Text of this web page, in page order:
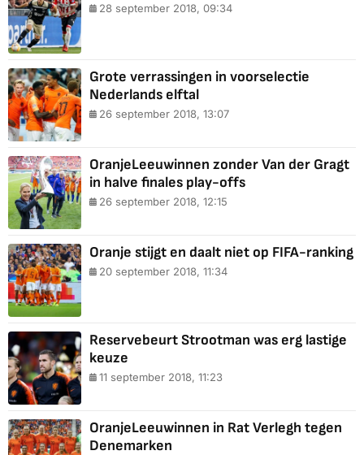
28 september 2018, 09:34
Grote verrassingen in voorselectie
Nederlands elftal
26 september 2018, 13:07
OranjeLeeuwinnen zonder Van der Gragt
in halve finales play-offs
26 september 2018, 12:15
Oranje stijgt en daalt niet op FIFA-ranking
20 september 2018, 11:34
Reservebeurt Strootman was erg lastige
keuze
11 september 2018, 11:23
OranjeLeeuwinnen in Rat Verlegh tegen
Denemarken